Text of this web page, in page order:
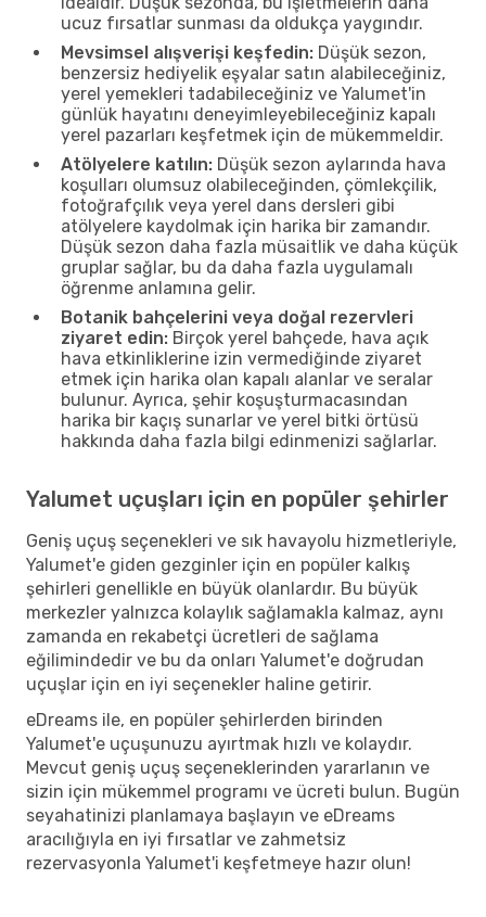
ucuz fırsatlar sunması da oldukça yaygındır.
Mevsimsel alışverişi keşfedin: Düşük sezon,
benzersiz hediyelik eşyalar satın alabileceğiniz,
yerel yemekleri tadabileceğiniz ve Yalumet'in
günlük hayatını deneyimleyebileceğiniz kapalı
yerel pazarları keşfetmek için de mükemmeldir.
Atölyelere katılın: Düşük sezon aylarında hava
koşulları olumsuz olabileceğinden, çömlekçilik,
fotoğrafçılık veya yerel dans dersleri gibi
atölyelere kaydolmak için harika bir zamandır.
Düşük sezon daha fazla müsaitlik ve daha küçük
gruplar sağlar, bu da daha fazla uygulamalı
öğrenme anlamına gelir.
Botanik bahçelerini veya doğal rezervleri
ziyaret edin: Birçok yerel bahçede, hava açık
hava etkinliklerine izin vermediğinde ziyaret
etmek için harika olan kapalı alanlar ve seralar
bulunur. Ayrıca, şehir koşuşturmacasından
harika bir kaçış sunarlar ve yerel bitki örtüsü
hakkında daha fazla bilgi edinmenizi sağlarlar.
Yalumet uçuşları için en popüler şehirler
Geniş uçuş seçenekleri ve sık havayolu hizmetleriyle,
Yalumet'e giden gezginler için en popüler kalkış
şehirleri genellikle en büyük olanlardır. Bu büyük
merkezler yalnızca kolaylık sağlamakla kalmaz, aynı
zamanda en rekabetçi ücretleri de sağlama
eğilimindedir ve bu da onları Yalumet'e doğrudan
uçuşlar için en iyi seçenekler haline getirir.
eDreams ile, en popüler şehirlerden birinden
Yalumet'e uçuşunuzu ayırtmak hızlı ve kolaydır.
Mevcut geniş uçuş seçeneklerinden yararlanın ve
sizin için mükemmel programı ve ücreti bulun. Bugün
seyahatinizi planlamaya başlayın ve eDreams
aracılığıyla en iyi fırsatlar ve zahmetsiz
rezervasyonla Yalumet'i keşfetmeye hazır olun!